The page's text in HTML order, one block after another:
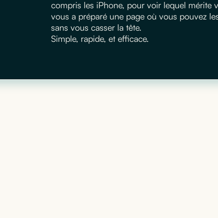
compris les iPhone, pour voir lequel mérite
vous a préparé une page où vous pouvez
sans vous casser la tête.
Simple, rapide, et efficace.